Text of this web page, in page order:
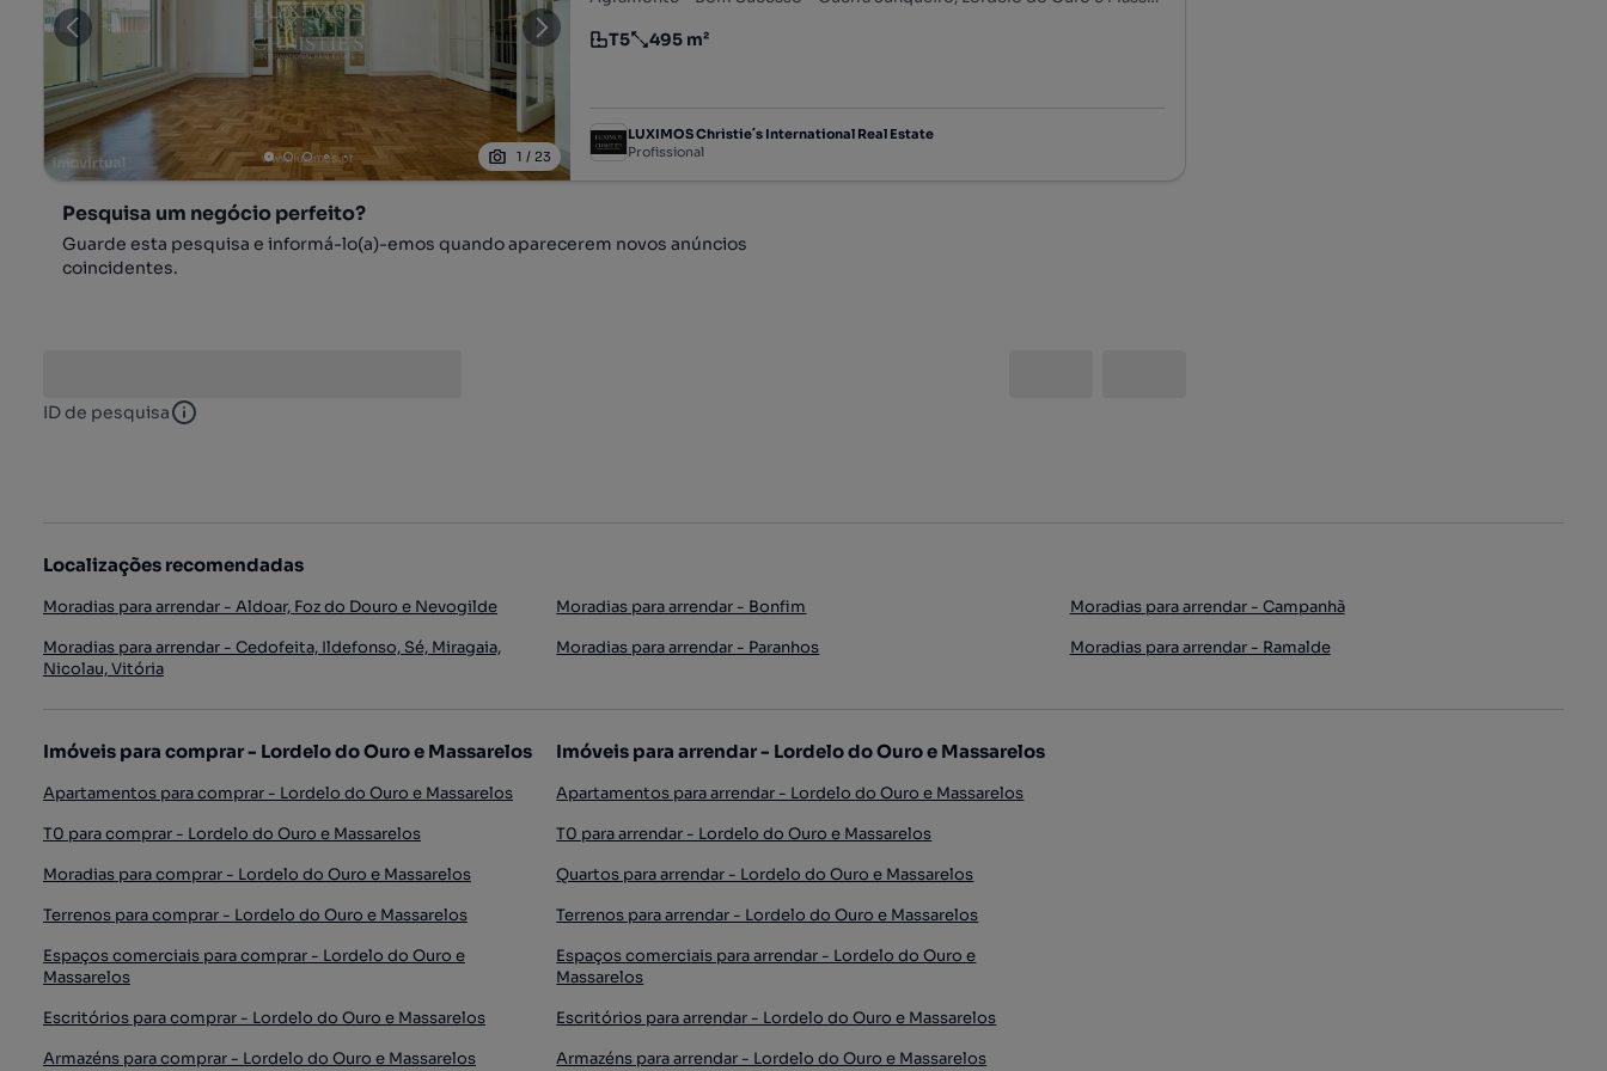
1 / 23
Tipologia
T5
Preço por metro quadrado
495 m²
LUXIMOS Christie´s International Real Estate
Profissional
Pesquisa um negócio perfeito?
Guarde esta pesquisa e informá-lo(a)-emos quando aparecerem novos anúncios
coincidentes.
ID de pesquisa ID de pesquisa
Localizações recomendadas
Moradias para arrendar - Aldoar, Foz do Douro e Nevogilde Moradias para arrendar - Bonfim
Moradias para arrendar - Campanhã
Moradias para arrendar - Cedofeita, Ildefonso, Sé, Miragaia,
Nicolau, Vitória
Moradias para arrendar - Paranhos Moradias para arrendar - Ramalde
Imóveis para comprar - Lordelo do Ouro e Massarelos
Apartamentos para comprar - Lordelo do Ouro e Massarelos
T0 para comprar - Lordelo do Ouro e Massarelos
Moradias para comprar - Lordelo do Ouro e Massarelos
Terrenos para comprar - Lordelo do Ouro e Massarelos
Espaços comerciais para comprar - Lordelo do Ouro e
Massarelos
Escritórios para comprar - Lordelo do Ouro e Massarelos
Armazéns para comprar - Lordelo do Ouro e Massarelos
Imóveis para arrendar - Lordelo do Ouro e Massarelos
Apartamentos para arrendar - Lordelo do Ouro e Massarelos
T0 para arrendar - Lordelo do Ouro e Massarelos
Quartos para arrendar - Lordelo do Ouro e Massarelos
Terrenos para arrendar - Lordelo do Ouro e Massarelos
Espaços comerciais para arrendar - Lordelo do Ouro e
Massarelos
Escritórios para arrendar - Lordelo do Ouro e Massarelos
Armazéns para arrendar - Lordelo do Ouro e Massarelos